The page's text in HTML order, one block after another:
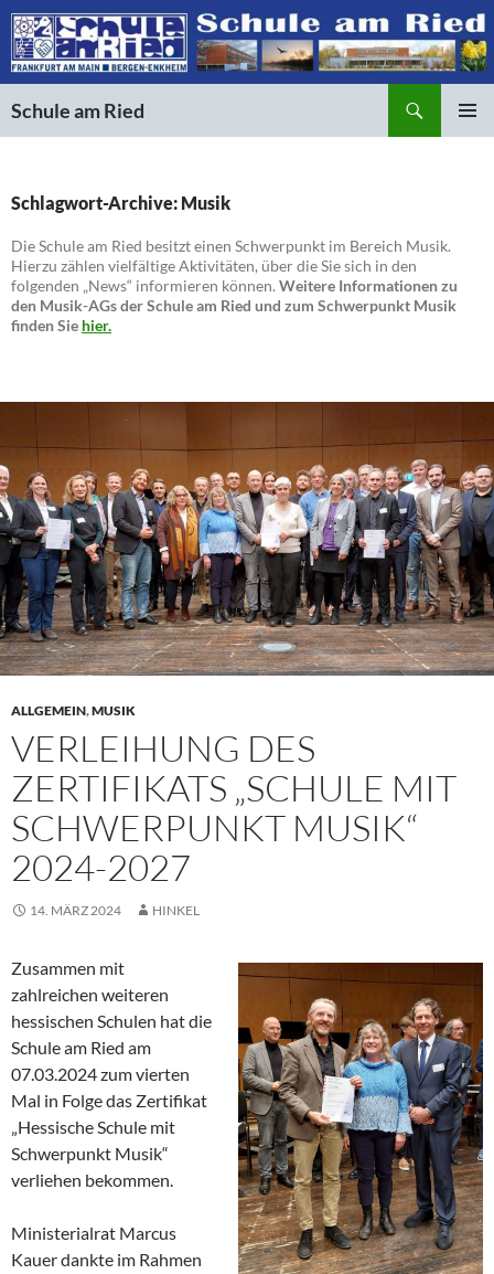
Schule am Ried
Schlagwort-Archive: Musik
Die Schule am Ried besitzt einen Schwerpunkt im Bereich Musik.
Hierzu zählen vielfältige Aktivitäten, über die Sie sich in den
folgenden „News“ informieren können.Weitere Informationen zu
den Musik-AGs der Schule am Ried und zum Schwerpunkt Musik
finden Sie hier.
ALLGEMEIN,MUSIK
VERLEIHUNG DES
ZERTIFIKATS „SCHULE MIT
SCHWERPUNKT MUSIK“
2024-2027
14. MÄRZ 2024 HINKEL
Zusammen mit
zahlreichen weiteren
hessischen Schulen hat die
Schule am Ried am
07.03.2024 zum vierten
Mal in Folge das Zertifikat
„Hessische Schule mit
Schwerpunkt Musik“
verliehen bekommen.
Ministerialrat Marcus
Kauer dankte im Rahmen